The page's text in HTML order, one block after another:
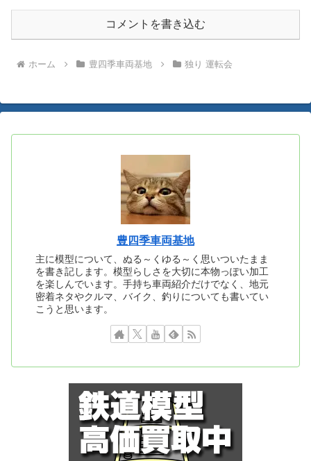
コメントを書き込む
ホーム 豊四季車両基地 独り 運転会
豊四季車両基地
主に模型について、ぬる～くゆる～く思いついたまま
を書き記します。模型らしさを大切に本物っぽい加工
を楽しんでいます。手持ち車両紹介だけでなく、地元
密着ネタやクルマ、バイク、釣りについても書いてい
こうと思います。